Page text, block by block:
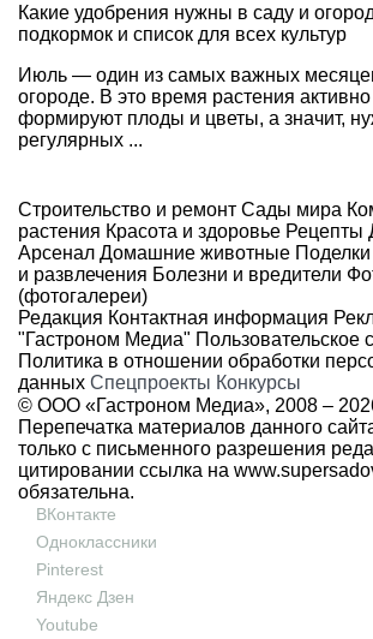
Какие удобрения нужны в саду и
подкормок и список для всех культур
Июль — один из самых важных
огороде. В это время растения активно
формируют плоды и цветы, а значит,
регулярных ...
Строительство и ремонт Сады мира
растения Красота и здоровье Рецепты
Арсенал Домашние животные
и развлечения Болезни и вредители
(фотогалереи)
Редакция Контактная информация
"Гастроном Медиа" Пользовательское
Политика в отношении обработки
данных Спецпроекты Конкурсы
© ООО «Гастроном Медиа», 2008 –
Перепечатка материалов данного
только с письменного разрешения
цитировании ссылка на
обязательна.
ВКонтакте
Одноклассники
Pinterest
Яндекс Дзен
Youtube